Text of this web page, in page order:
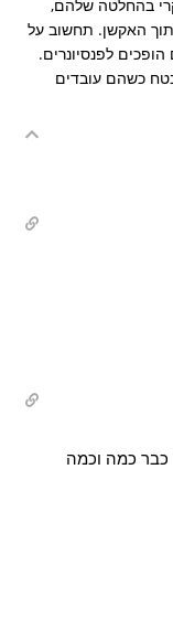
בהחלטה שלהם,
האקשן. תחשוב על
לפנסיונרים.
כשהם עובדים
כמה וכמה